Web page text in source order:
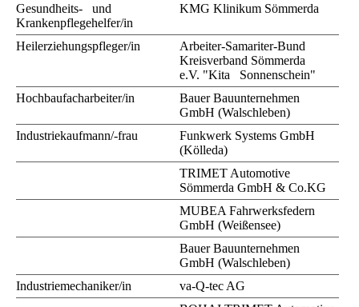
Gesundheits- und
Krankenpflegehelfer/in
KMG Klinikum Sömmerda
Heilerziehungspfleger/in
Arbeiter-Samariter-Bund
Kreisverband Sömmerda
e.V. "Kita Sonnenschein"
Hochbaufacharbeiter/in
Bauer Bauunternehmen
GmbH (Walschleben)
Industriekaufmann/-frau
Funkwerk Systems GmbH
(Kölleda)
TRIMET Automotive
Sömmerda GmbH & Co.KG
MUBEA Fahrwerksfedern
GmbH (Weißensee)
Bauer Bauunternehmen
GmbH (Walschleben)
Industriemechaniker/in
va-Q-tec AG